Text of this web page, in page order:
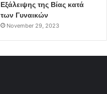
Εξάλειψης της Βίας κατά
των Γυναικών
November 29, 2023